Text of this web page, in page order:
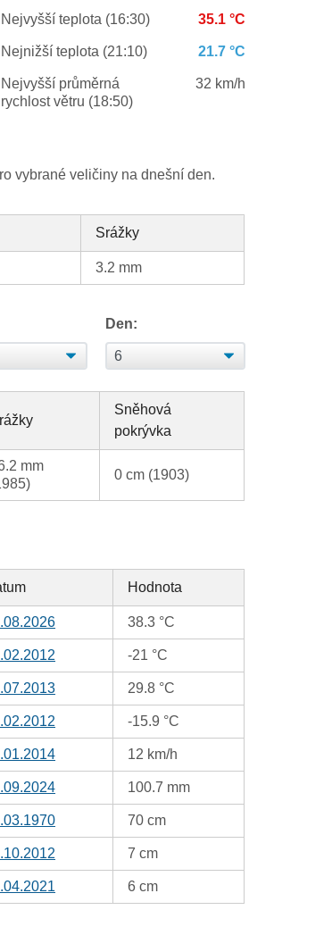
Nejvyšší teplota (16:30) 35.1 °C
Nejnižší teplota (21:10) 21.7 °C
Nejvyšší průměrná
rychlost větru (18:50)
32 km/h
vybrané veličiny na dnešní den.
Srážky
3.2 mm
Den:
Sněhová
pokrývka
mm
0 cm (1903)
Hodnota
38.3 °C
-21 °C
29.8 °C
-15.9 °C
12 km/h
100.7 mm
70 cm
7 cm
6 cm